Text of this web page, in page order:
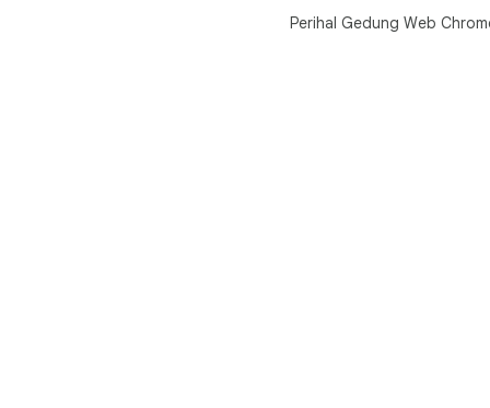
Perihal Gedung Web